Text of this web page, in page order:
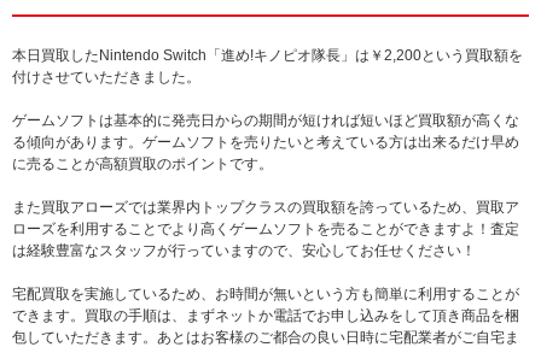
本日買取したNintendo Switch「進め!キノピオ隊長」は￥2,200という買取額を
付けさせていただきました。
ゲームソフトは基本的に発売日からの期間が短ければ短いほど買取額が高くな
る傾向があります。ゲームソフトを売りたいと考えている方は出来るだけ早め
に売ることが高額買取のポイントです。
また買取アローズでは業界内トップクラスの買取額を誇っているため、買取ア
ローズを利用することでより高くゲームソフトを売ることができますよ！査定
は経験豊富なスタッフが行っていますので、安心してお任せください！
宅配買取を実施しているため、お時間が無いという方も簡単に利用することが
できます。買取の手順は、まずネットか電話でお申し込みをして頂き商品を梱
包していただきます。あとはお客様のご都合の良い日時に宅配業者がご自宅ま